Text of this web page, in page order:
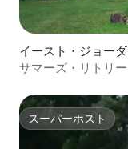
イースト・ジョー
サマーズ・リトリー
スーパーホスト
スーパーホスト